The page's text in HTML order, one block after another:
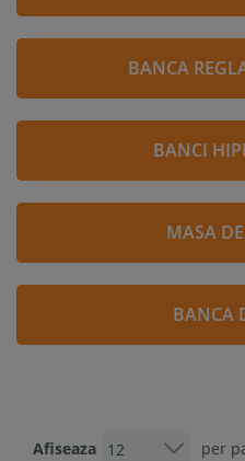
BANCA
BANCI
MASA
BANCA
Afiseaza per